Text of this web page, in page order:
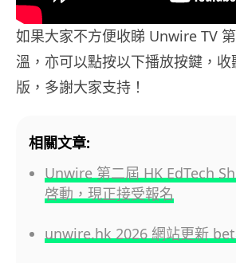
如果大家不方便收睇 Unwire TV
溫，亦可以點按以下播放按鍵，
版，多謝大家支持！
相關文章:
Unwire 第二屆 HK EdTech
啓動，現正接受報名
unwire.hk 2026 網站更新